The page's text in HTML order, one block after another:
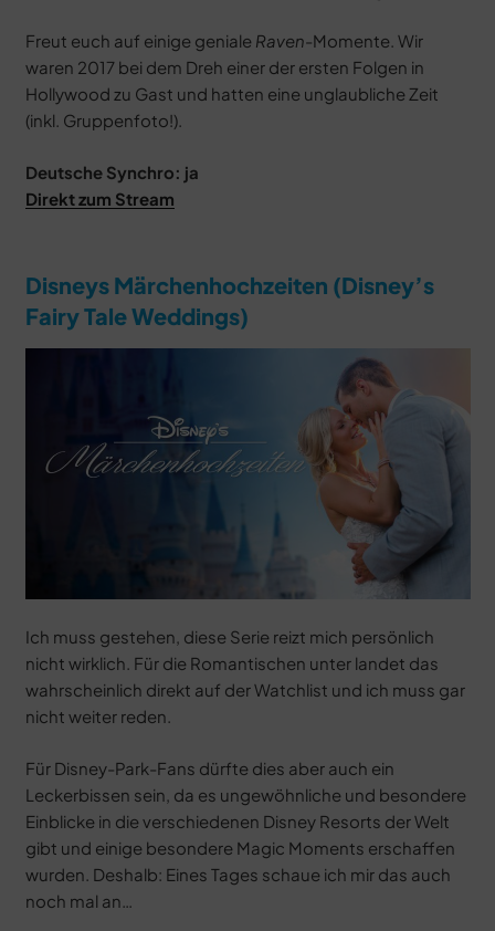
Freut euch auf einige geniale Raven-Momente. Wir
waren 2017 bei dem Dreh einer der ersten Folgen in
Hollywood zu Gast und hatten eine unglaubliche Zeit
(inkl. Gruppenfoto!).
Deutsche Synchro: ja
Direkt zum Stream
Disneys Märchenhochzeiten (Disney’s
Fairy Tale Weddings)
Ich muss gestehen, diese Serie reizt mich persönlich
nicht wirklich. Für die Romantischen unter landet das
wahrscheinlich direkt auf der Watchlist und ich muss gar
nicht weiter reden.
Für Disney-Park-Fans dürfte dies aber auch ein
Leckerbissen sein, da es ungewöhnliche und besondere
Einblicke in die verschiedenen Disney Resorts der Welt
gibt und einige besondere Magic Moments erschaffen
wurden. Deshalb: Eines Tages schaue ich mir das auch
noch mal an…